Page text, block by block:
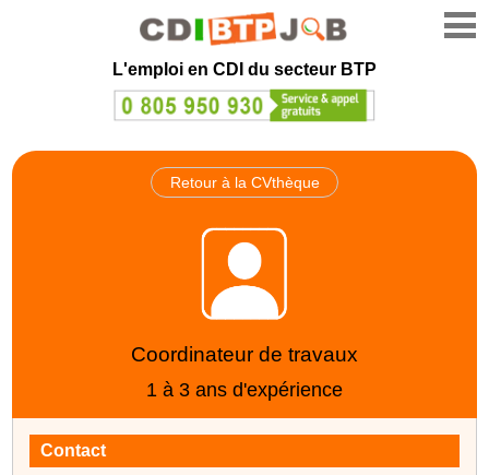
L'emploi en CDI du secteur BTP
Retour à la CVthèque
Coordinateur de travaux
1 à 3 ans d'expérience
Contact